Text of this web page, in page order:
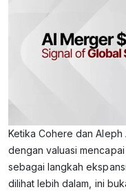
Ketika Cohere dan Aleph
dengan valuasi
sebagai langkah
dilihat lebih dalam, ini